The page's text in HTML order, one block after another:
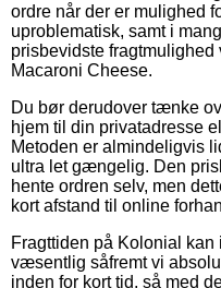
ordre når der er mulighed
uproblematisk, samt i
prisbevidste
Macaroni Cheese.
Du bør derudover tænke
hjem til din privatadresse
Metoden er almindeligvis
ultra let gængelig. Den
hente ordren selv, men
kort afstand til online
Fragttiden på Kolonial
væsentlig såfremt vi
inden for kort tid, så med